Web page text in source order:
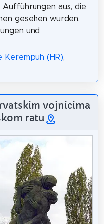
aus, die
gesehen wurden,
und
Kerempuh (HR),
vojnicima
ratu